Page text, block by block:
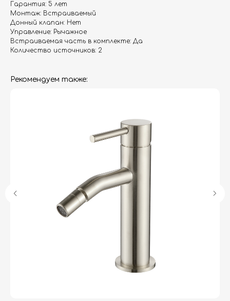
Гарантия: 5 лет
Монтаж: Встраиваемый
Донный клапан: Нет
Управление: Рычажное
Встраиваемая часть в комплекте: Да
Количество источников: 2
Рекомендуем также:
Дизайнерам
Доставка и оплата
Москва, Новопесчаная улица, 19к1
+7 (495) 782-78-74
info@aquame-shop.ru
Принимаем звонки и обрабатываем